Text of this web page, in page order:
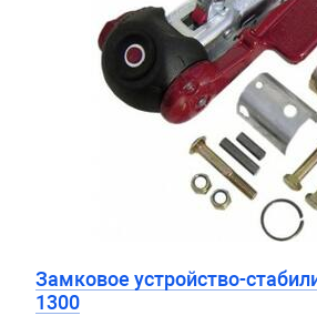
Замковое устройство-
1300